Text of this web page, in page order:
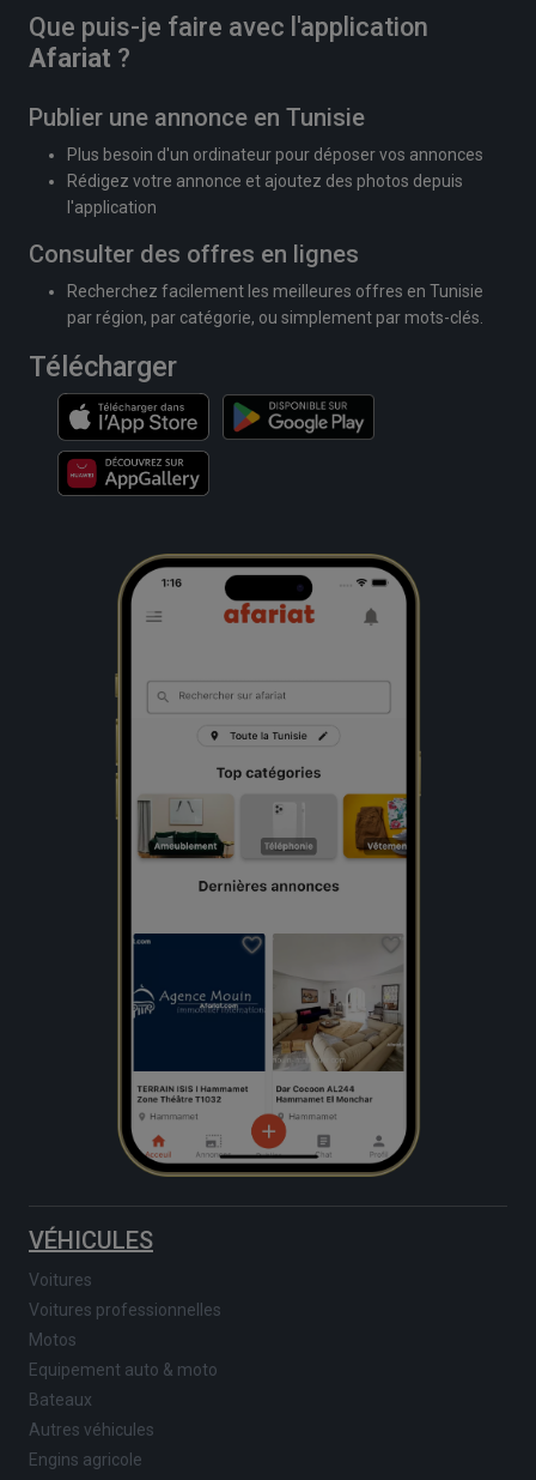
Que puis-je faire avec l'application
Afariat ?
Publier une annonce en Tunisie
Plus besoin d'un ordinateur pour déposer vos annonces
Rédigez votre annonce et ajoutez des photos depuis
l'application
Consulter des offres en lignes
Recherchez facilement les meilleures offres en Tunisie
par région, par catégorie, ou simplement par mots-clés.
Télécharger
VÉHICULES
Voitures
Voitures professionnelles
Motos
Equipement auto & moto
Bateaux
Autres véhicules
Engins agricole